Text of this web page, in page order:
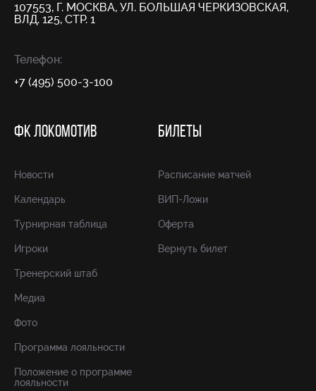
107553, Г. МОСКВА, УЛ. БОЛЬШАЯ ЧЕРКИЗОВСКАЯ,
ВЛД. 125, СТР. 1
Телефон:
+7 (495) 500-3-100
ФК ЛОКОМОТИВ
Новости
Календарь
Турнирная таблица
Игроки
Тренерский штаб
Медиа
Фото
Программа лояльности
Положение о программе
лояльности
БИЛЕТЫ
Расписание матчей
ВИП-Ложи
Оферта
Вернуть билет